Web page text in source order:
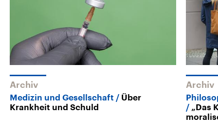
Archiv
Medizin und Gesellschaft
Über
Krankheit und Schuld
Archiv
„Das